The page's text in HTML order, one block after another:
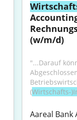
(w/m/d)
"...Darauf
(Wirtschafts-
Aareal Bank